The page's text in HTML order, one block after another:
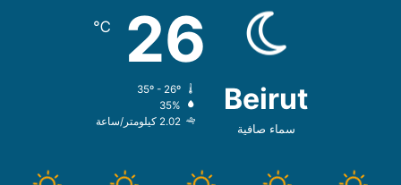
Beirut
سماء صافية
26
℃
35%
2.02 كيلومتر/ساعة